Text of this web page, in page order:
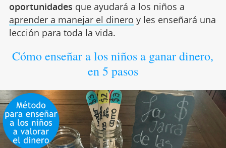
oportunidades que ayudará a los niños a
aprender a manejar el dinero y les enseñará una
lección para toda la vida.
Cómo enseñar a los niños a ganar dinero,
en 5 pasos